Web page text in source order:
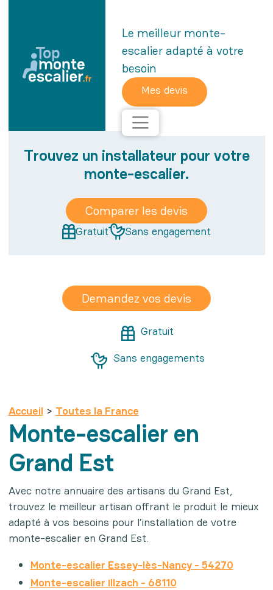
Le meilleur monte-
escalier adapté à votre
besoin
Trouvez un installateur pour votre
monte-escalier.
Comparer les devis
Gratuit Sans engagement
Demandez vos devis
Gratuit
Sans engagements
Accueil> Toutes la France
Monte-escalier en
Grand Est
Avec notre annuaire des artisans du Grand Est,
trouvez le meilleur artisan offrant le produit le mieux
adapté à vos besoins pour l’installation de votre
monte-escalier en Grand Est.
Monte-escalier Essey-lès-Nancy - 54270
Monte-escalier Illzach - 68110